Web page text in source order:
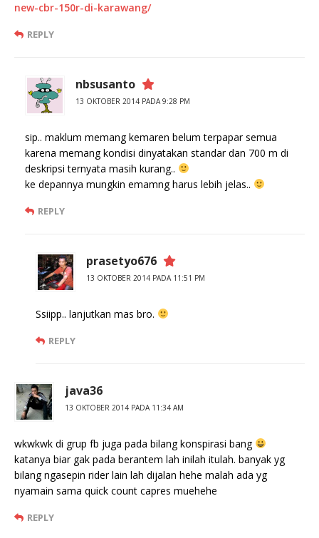
new-cbr-150r-di-karawang/
REPLY
nbsusanto
13 OKTOBER 2014 PADA 9:28 PM
sip.. maklum memang kemaren belum terpapar semua
karena memang kondisi dinyatakan standar dan 700 m di
deskripsi ternyata masih kurang..
ke depannya mungkin emamng harus lebih jelas..
REPLY
prasetyo676
13 OKTOBER 2014 PADA 11:51 PM
Ssiipp.. lanjutkan mas bro.
REPLY
java36
13 OKTOBER 2014 PADA 11:34 AM
wkwkwk di grup fb juga pada bilang konspirasi bang
katanya biar gak pada berantem lah inilah itulah. banyak yg
bilang ngasepin rider lain lah dijalan hehe malah ada yg
nyamain sama quick count capres muehehe
REPLY